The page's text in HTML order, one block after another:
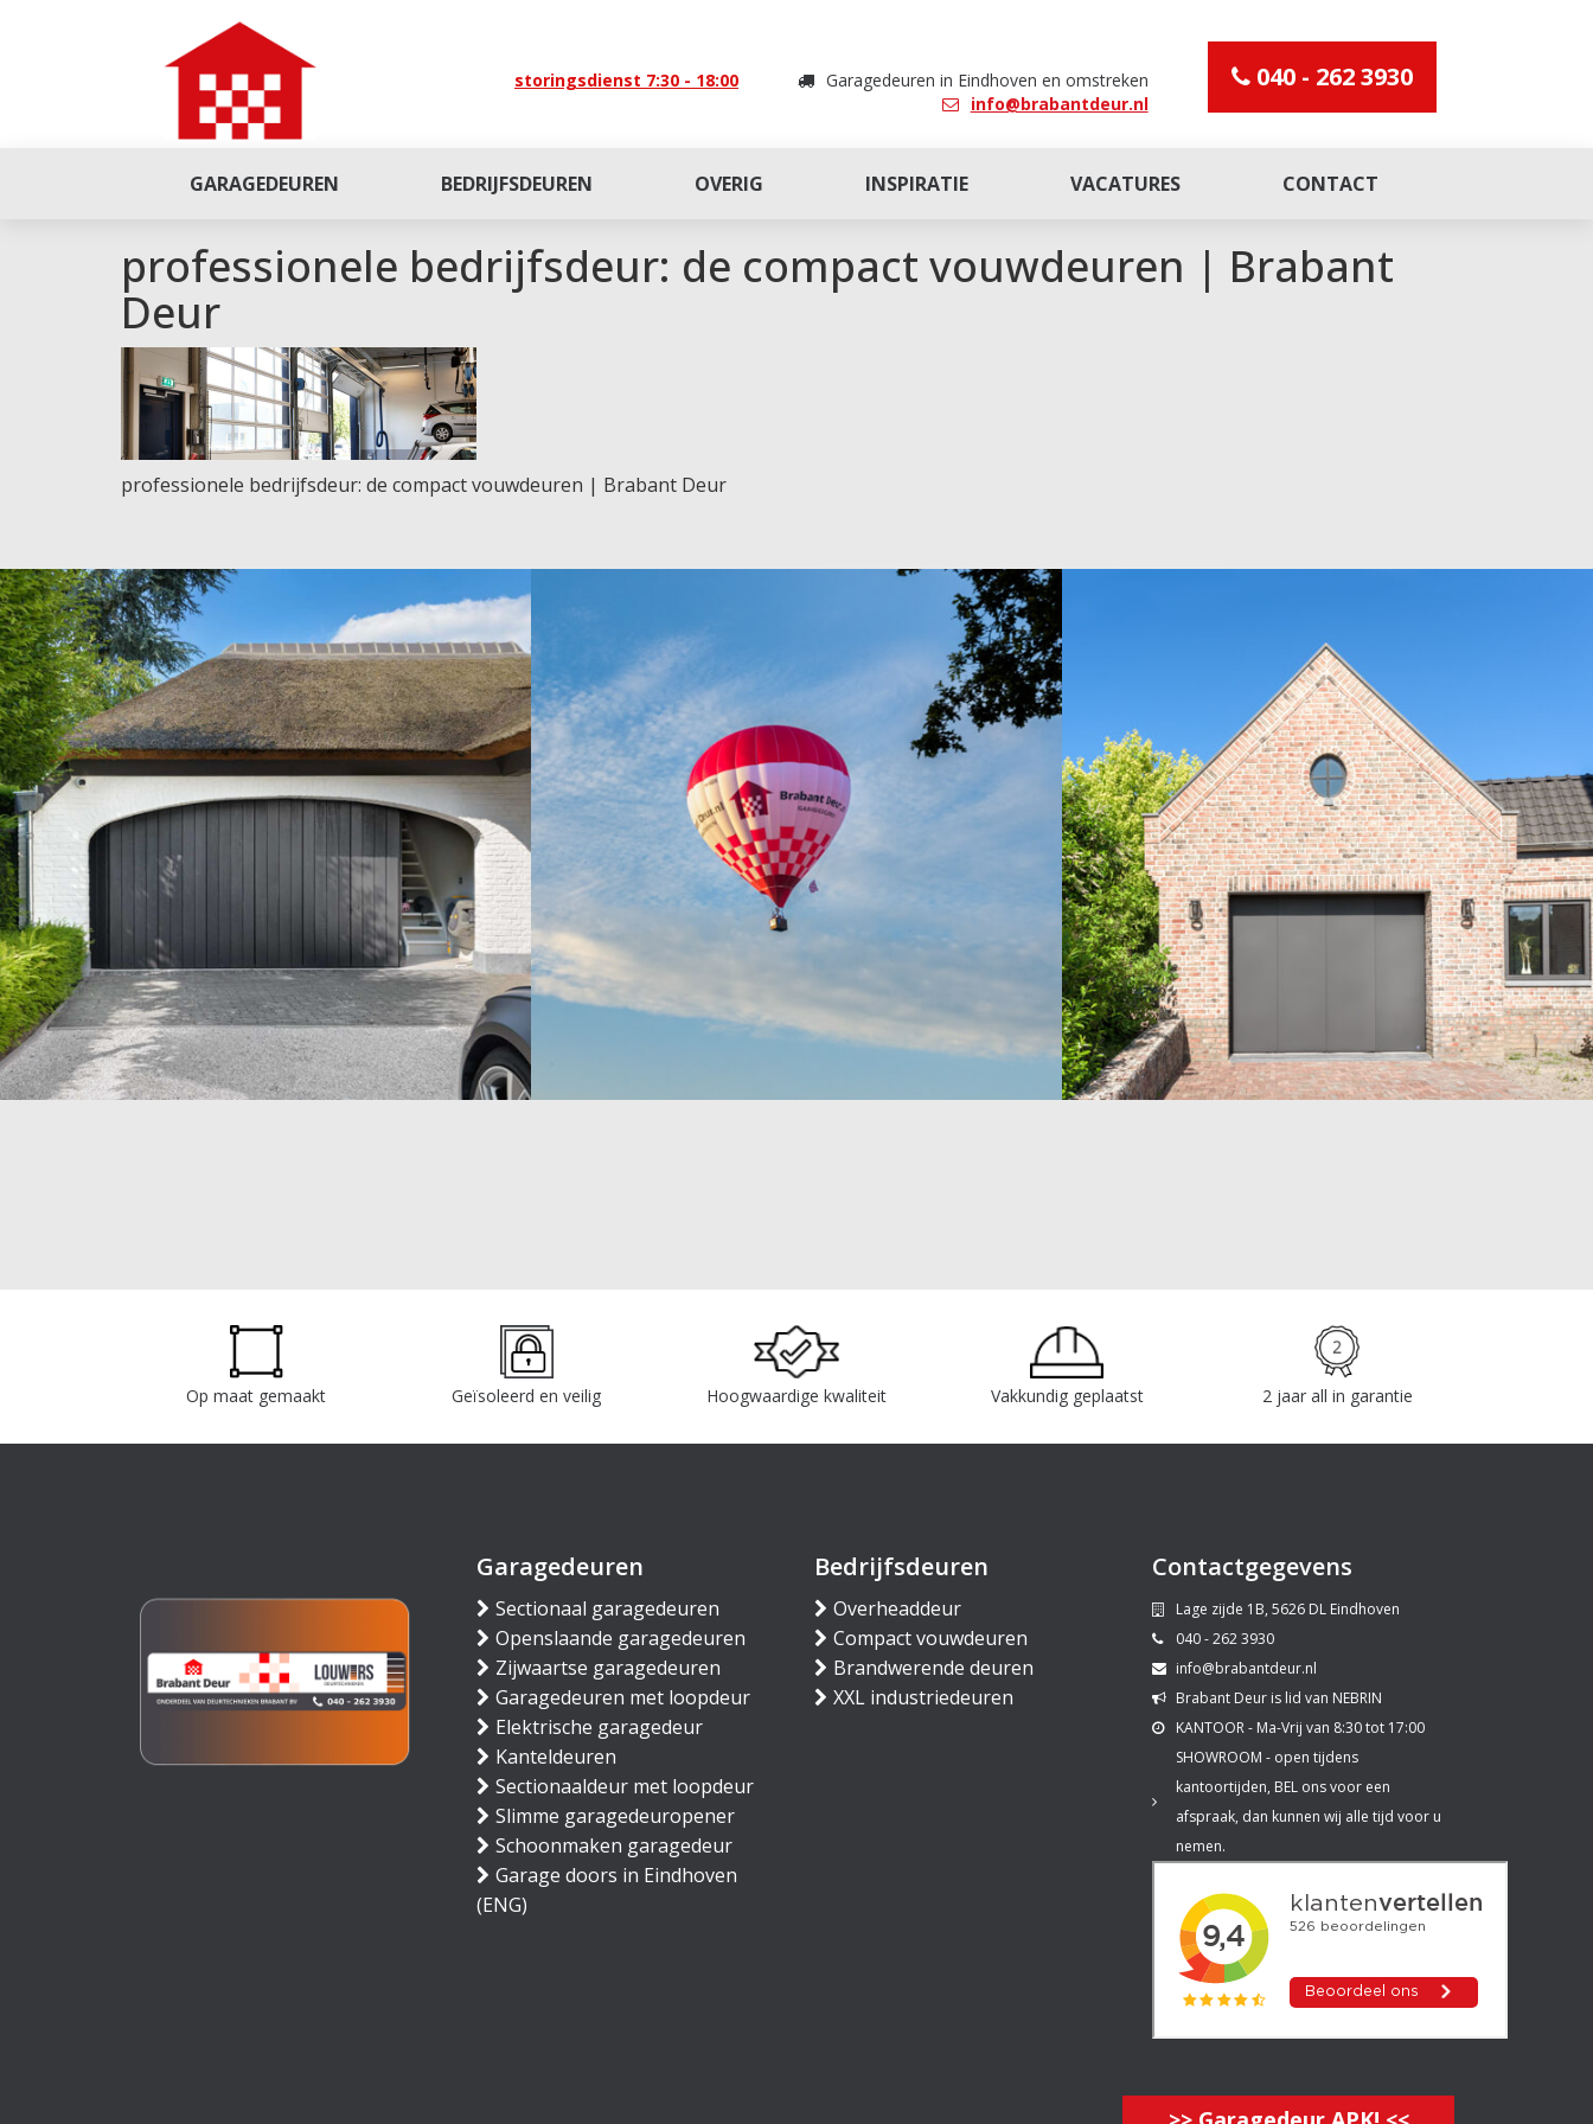
storingsdienst 7:30 - 18:00
Garagedeuren in Eindhoven en omstreken
info@brabantdeur.nl
040 - 262 3930
GARAGEDEUREN BEDRIJFSDEUREN OVERIG INSPIRATIE VACATURES CONTACT
professionele bedrijfsdeur: de compact vouwdeuren | Brabant
Deur
professionele bedrijfsdeur: de compact vouwdeuren | Brabant Deur
Op maat gemaakt Geïsoleerd en veilig Hoogwaardige kwaliteit Vakkundig geplaatst 2 jaar all in garantie
Garagedeuren
Sectionaal garagedeuren
Openslaande garagedeuren
Zijwaartse garagedeuren
Garagedeuren met loopdeur
Elektrische garagedeur
Kanteldeuren
Sectionaaldeur met loopdeur
Slimme garagedeuropener
Schoonmaken garagedeur
Garage doors in Eindhoven
(ENG)
Bedrijfsdeuren
Overheaddeur
Compact vouwdeuren
Brandwerende deuren
XXL industriedeuren
Contactgegevens
Lage zijde 1B, 5626 DL Eindhoven
040 - 262 3930
info@brabantdeur.nl
Brabant Deur is lid van NEBRIN
KANTOOR - Ma-Vrij van 8:30 tot 17:00
SHOWROOM - open tijdens
kantoortijden, BEL ons voor een
afspraak, dan kunnen wij alle tijd voor u
nemen.